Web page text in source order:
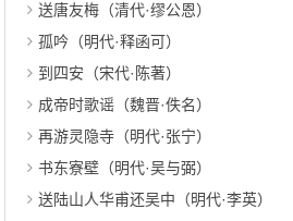
送唐友梅（清代·缪公恩）
孤吟（明代·释函可）
到四安（宋代·陈著）
成帝时歌谣（魏晋·佚名）
再游灵隐寺（明代·张宁）
书东寮壁（明代·吴与弼）
送陆山人华甫还吴中（明代·李英）